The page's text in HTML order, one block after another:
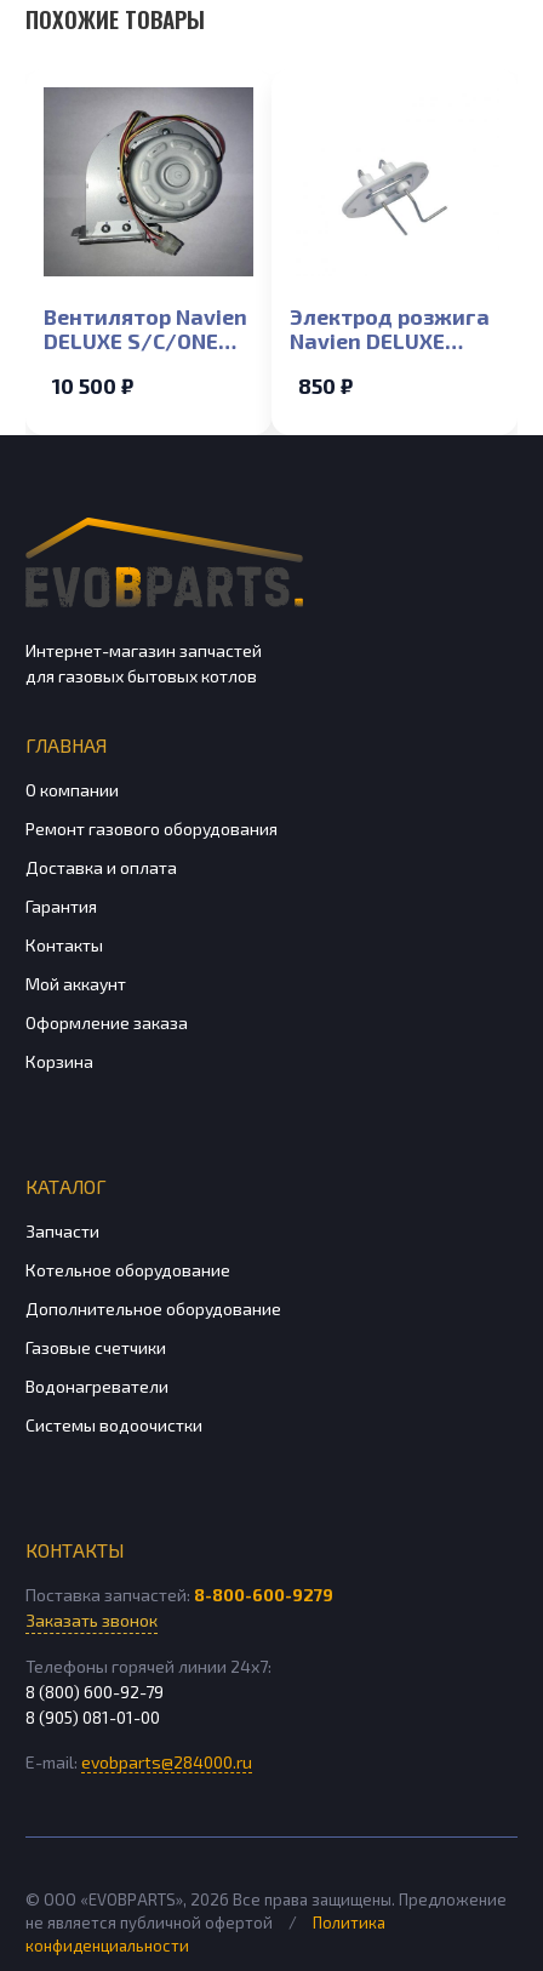
ПОХОЖИЕ ТОВАРЫ
Вентилятор Navien
DELUXE S/C/ONE
(NGB350/351/352/300)
10 500 ₽
Электрод розжига
Navien DELUXE
(NGB350/351/352/300)
850 ₽
Интернет-магазин запчастей
для газовых бытовых котлов
ГЛАВНАЯ
О компании
Ремонт газового оборудования
Доставка и оплата
Гарантия
Контакты
Мой аккаунт
Оформление заказа
Корзина
КАТАЛОГ
Запчасти
Котельное оборудование
Дополнительное оборудование
Газовые счетчики
Водонагреватели
Системы водоочистки
КОНТАКТЫ
Поставка запчастей: 8-800-600-9279
Заказать звонок
Телефоны горячей линии 24х7:
8 (800) 600-92-79
8 (905) 081-01-00
E-mail: evobparts@284000.ru
© ООО «EVOBPARTS», 2026 Все права защищены. Предложение
не является публичной офертой
/
Политика
конфиденциальности